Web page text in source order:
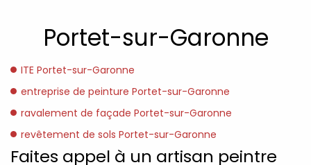
Portet-sur-Garonne
ITE Portet-sur-Garonne
entreprise de peinture Portet-sur-Garonne
ravalement de façade Portet-sur-Garonne
revêtement de sols Portet-sur-Garonne
Faites appel à un artisan peintre